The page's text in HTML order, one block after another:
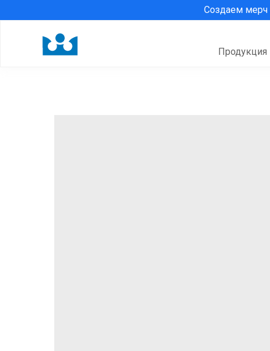
Продукция
Создаем мерч